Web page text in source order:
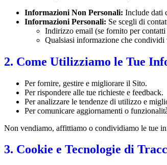
Informazioni Non Personali: Include dati
Informazioni Personali: Se scegli di
Indirizzo email (se fornito per contatti
Qualsiasi informazione che
2. Come Utilizziamo le Tue
Per fornire, gestire e migliorare il Sito.
Per rispondere alle tue richieste e feedback.
Per analizzare le tendenze di utilizzo e
Per comunicare aggiornamenti o
Non vendiamo, affittiamo o condividiamo le tue
3. Cookie e Tecnologie di